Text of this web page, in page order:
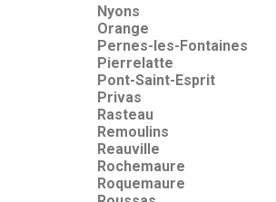
Nyons
Orange
Pernes-les-Fontaines
Pierrelatte
Pont-Saint-Esprit
Privas
Rasteau
Remoulins
Reauville
Rochemaure
Roquemaure